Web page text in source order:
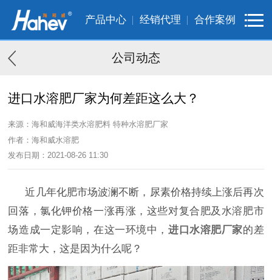
产品中心 经销代理 合作案例
公司动态
进口水溶肥厂家为何差距这么大？
来源：海和威海洋类水溶肥料 特种水溶肥厂家
作者：海和威水溶肥
发布日期：2021-08-26 11:30
近几年化肥市场波澜不断，尿素价格持续上涨后再次
回落，氯化钾价格一涨再涨，这些对复合肥及水溶肥市
场造成一定影响，在这一环境中， 进口水溶肥厂家的差
距非常大，这是因为什么呢？